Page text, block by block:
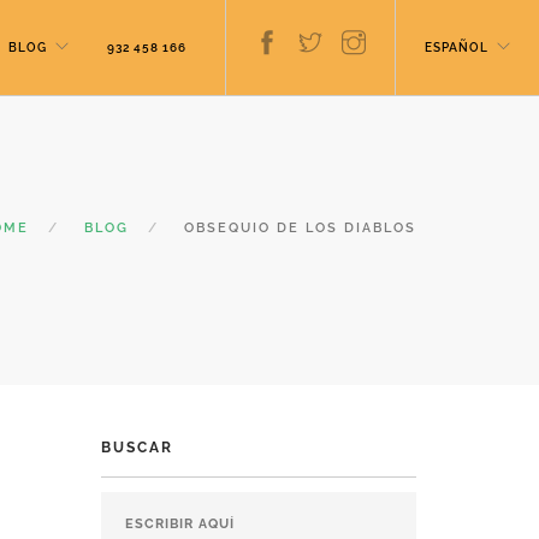
BLOG 932 458 166 ESPAÑOL
BLOG OBSEQUIO DE LOS DIABLOS
BUSCAR